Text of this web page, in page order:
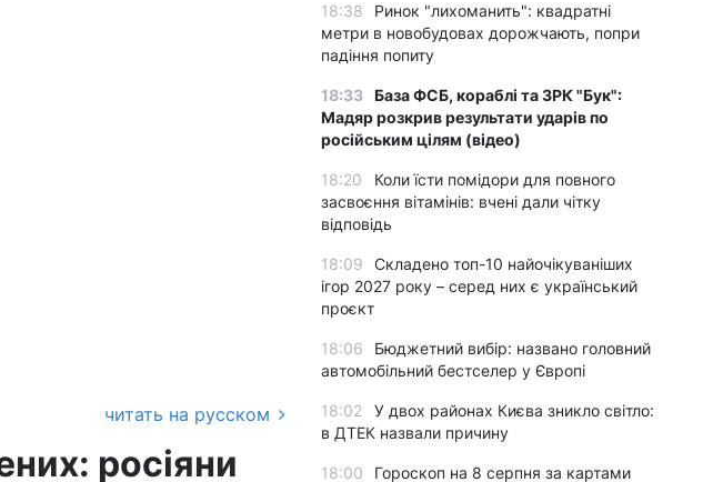
читать на русском
росіяни
18:38
Ринок "лихоманить": квадратні
метри в новобудовах дорожчають, попри
падіння попиту
18:33 База ФСБ, кораблі та ЗРК "Бук":
Мадяр розкрив результати ударів по
російським цілям (відео)
18:20
Коли їсти помідори для повного
засвоєння вітамінів: вчені дали чітку
відповідь
18:09
Складено топ-10 найочікуваніших
ігор 2027 року – серед них є український
проєкт
18:06
Бюджетний вибір: названо головний
автомобільний бестселер у Європі
18:02
У двох районах Києва зникло світло:
в ДТЕК назвали причину
18:00 Гороскоп на 8 серпня за картами